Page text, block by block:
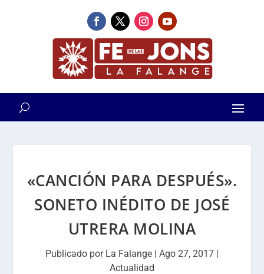
«CANCIÓN PARA DESPUÉS».
SONETO INÉDITO DE JOSÉ
UTRERA MOLINA
Publicado por La Falange | Ago 27, 2017 |
Actualidad